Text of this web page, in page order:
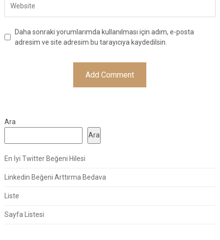
Daha sonraki yorumlarımda kullanılması için adım, e-posta
adresim ve site adresim bu tarayıcıya kaydedilsin.
Ara
Ara
En İyi Twitter Beğeni Hilesi
Linkedin Beğeni Arttırma Bedava
Liste
Sayfa Listesi